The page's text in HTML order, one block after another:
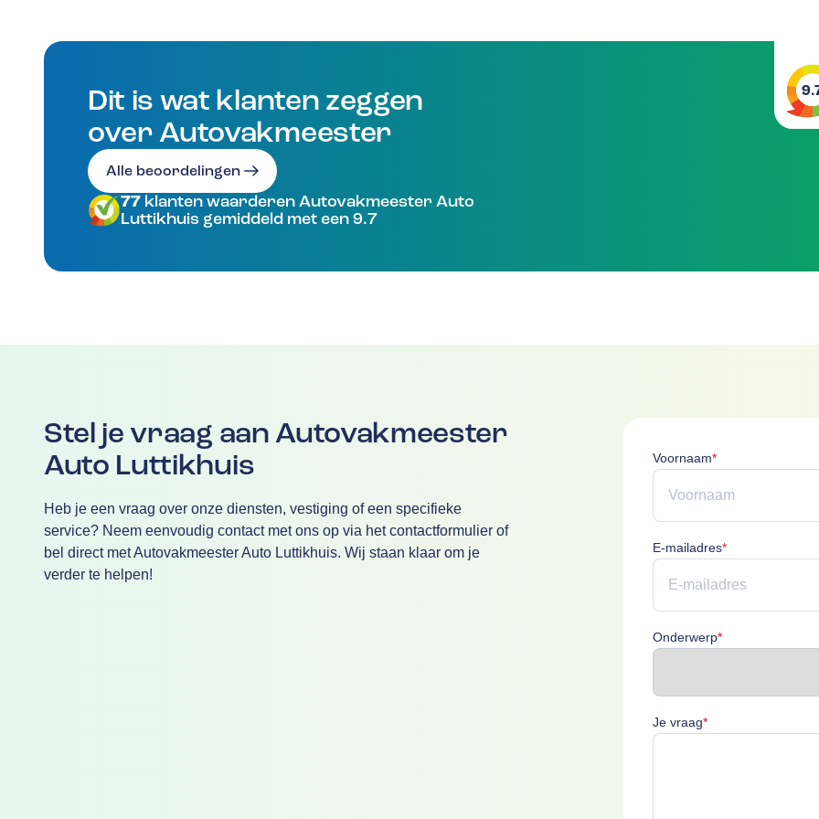
Dit is wat klanten zeggen
over Autovakmeester
Alle beoordelingen
77 klanten waarderen Autovakmeester Auto
Luttikhuis gemiddeld met een 9.7
Stel je vraag aan Autovakmeester
Auto Luttikhuis
Heb je een vraag over onze diensten, vestiging of een specifieke
service? Neem eenvoudig contact met ons op via het contactformulier of
bel direct met Autovakmeester Auto Luttikhuis. Wij staan klaar om je
verder te helpen!
Voornaam*Voornaam is
E-mailadres*E-mailadres is
Onderwerp*Onderwerp is
Je vraag*Je vraag is